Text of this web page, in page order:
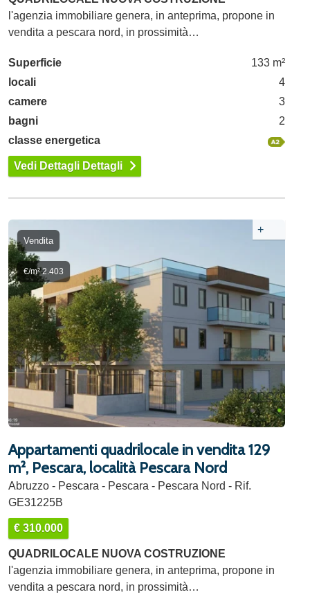
l'agenzia immobiliare genera, in anteprima, propone in
vendita a pescara nord, in prossimità…
Superficie
133 m²
locali
4
camere
3
bagni
2
classe energetica
Vedi Dettagli Dettagli
Vendita
€/m² 2.403
+
Appartamenti quadrilocale in vendita 129
m², Pescara, località Pescara Nord
Abruzzo - Pescara - Pescara - Pescara Nord - Rif.
GE31225B
€ 310.000
QUADRILOCALE NUOVA COSTRUZIONE
l'agenzia immobiliare genera, in anteprima, propone in
vendita a pescara nord, in prossimità…